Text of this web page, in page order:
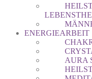
ENERGIEARBEIT
AURA